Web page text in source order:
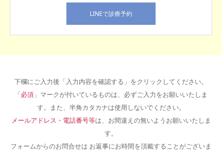
LINEで診療予約
下欄にご入力後「入力内容を確認する」をクリックしてください。
「必須 」マークが付いているものは、必ずご入力をお願いいたしま
す。また、半角カタカナは使用しないでください。
メールアドレス・電話番号等は、お間違えの無いようお願いいたしま
す。
フォームからのお問合せは お返事にお時間を頂戴することがございま